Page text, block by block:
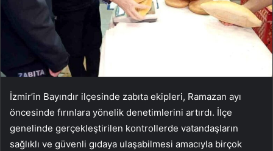
İzmir’in Bayındır ilçesinde zabıta ekipleri, Ramazan ayı
öncesinde fırınlara yönelik denetimlerini artırdı. İlçe
genelinde gerçekleştirilen kontrollerde vatandaşların
sağlıklı ve güvenli gıdaya ulaşabilmesi amacıyla birçok